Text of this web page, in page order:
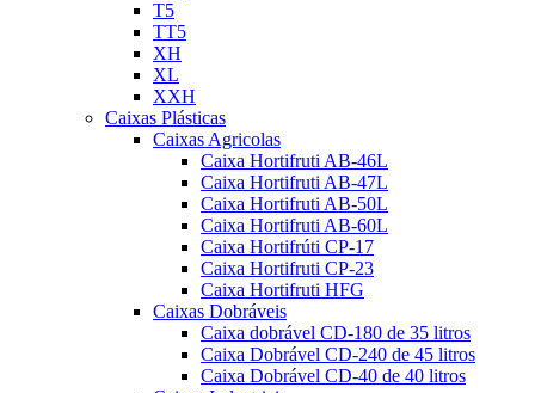
T5
TT5
XH
XL
XXH
Caixas Plásticas
Caixas Agricolas
Caixa Hortifruti AB-46L
Caixa Hortifruti AB-47L
Caixa Hortifruti AB-50L
Caixa Hortifruti AB-60L
Caixa Hortifrúti CP-17
Caixa Hortifruti CP-23
Caixa Hortifruti HFG
Caixas Dobráveis
Caixa dobrável CD-180 de 35 litros
Caixa Dobrável CD-240 de 45 litros
Caixa Dobrável CD-40 de 40 litros